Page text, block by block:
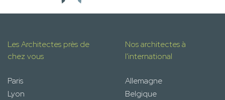
Les Architectes près de
chez vous
Paris
Lyon
Nos architectes à
l'international
Allemagne
Belgique